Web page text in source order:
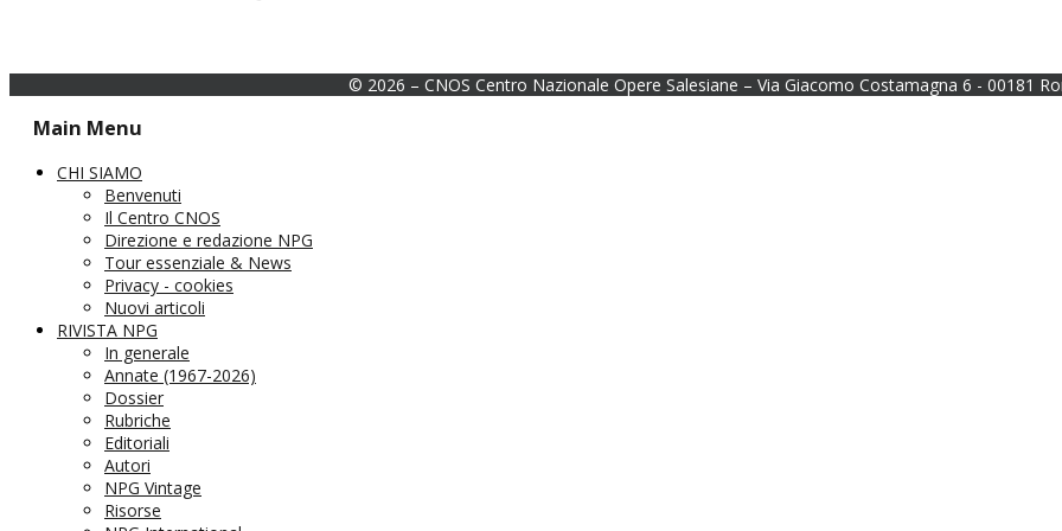
© 2026 – CNOS Centro Nazionale Opere Salesiane – Via Giacomo Costamagna 6 - 00181
Main Menu
CHI SIAMO
Benvenuti
Il Centro CNOS
Direzione e redazione NPG
Tour essenziale & News
Privacy - cookies
Nuovi articoli
RIVISTA NPG
In generale
Annate (1967-2026)
Dossier
Rubriche
Editoriali
Autori
NPG Vintage
Risorse